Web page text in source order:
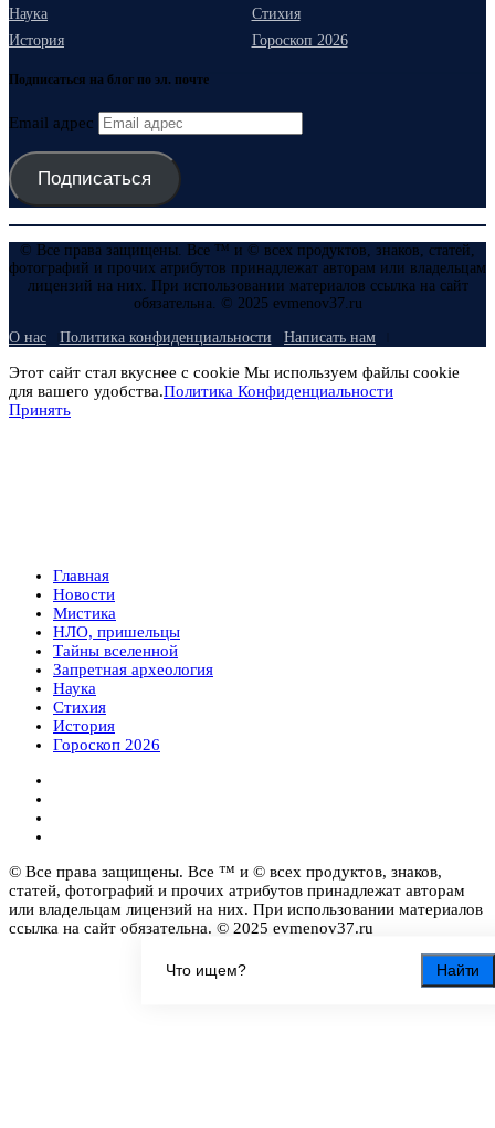
Найти
Наука
Стихия
История
Гороскоп 2026
Подписаться на блог по эл. почте
Email адрес
Подписаться
© Все права защищены. Все ™ и © всех продуктов, знаков, статей,
фотографий и прочих атрибутов принадлежат авторам или владельцам
лицензий на них. При использовании материалов ссылка на сайт
обязательна. © 2025 evmenov37.ru
О нас Политика конфиденциальности Написать нам
Этот сайт стал вкуснее с cookie Мы используем файлы cookie
для вашего удобства.Политика Конфиденциальности
Принять
Главная
Новости
Мистика
НЛО, пришельцы
Тайны вселенной
Запретная археология
Наука
Стихия
История
Гороскоп 2026
© Все права защищены. Все ™ и © всех продуктов, знаков,
статей, фотографий и прочих атрибутов принадлежат авторам
или владельцам лицензий на них. При использовании материалов
ссылка на сайт обязательна. © 2025 evmenov37.ru